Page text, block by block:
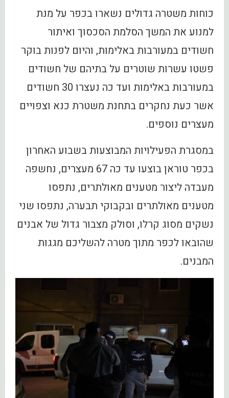
כוחות משטרה גדולים נשארו בכפר על מנת
למנוע את המשך הסלמת הסכסוך ואיתור
חשודים במעורבות באלימות, והיום לפנות בוקר
פשטו עשרות שוטרים על בתיהם של חשודים
במעורבות באלימות ועד כה נעצרו 30 חשודים
אשר כעת נחקרים בתחנת משטרת כנא וצפויים
מעצרים נוספים.
במסגרת הפעילויות המבוצעות בשבוע האחרון
בכפר טוראן בוצעו עד כה 67 מעצרים, נחשפה
מעבדה ליצור מטענים מאולתרים, נתפסו
מטענים מאולתרים ובקבוקי תבערה, נתפסו שני
נשקים מסוג קרלו, וסולק מצבור גדול של אבנים
שהובאו לכפר מתוך מטרה להשליכם מגגות
המבנים.